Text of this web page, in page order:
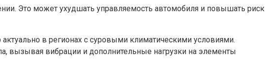
Это может ухудшать управляемость автомобиля и повышать риск
в регионах с суровыми климатическими условиями.
вызывая вибрации и дополнительные нагрузки на элементы